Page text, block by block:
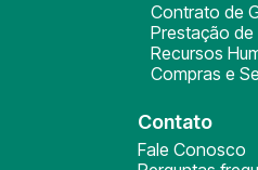
Contrato de
Prestação
Recursos
Compras e
Contato
Fale Conosco